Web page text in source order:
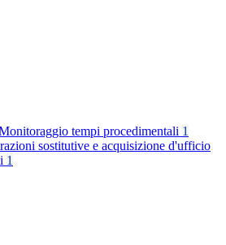
tempi procedimentali 1
sostitutive e acquisizione d'ufficio
1